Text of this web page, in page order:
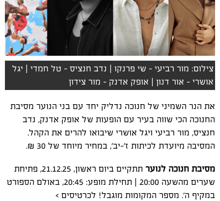
צילום: מור רביעי - שי פרנקו | נדב חנציס - טל חמדי | יגל
אושרי - אור דנון | אופק אדנק - מור צידון
את הנר השמיני של חנוכה נדליק יחד עם בני הנוער מסיבת
החנוכה הכי שווה בעיר עם הופעות של אופק אדנק, נדב
חנציס, מור רביעי ויגל אושרי שיבואו להרים את הקהל.
המסיבה מיועדת לכיתות ז'-יב', במחיר מיוחד של 30 ₪.
מסיבת חנוכה לנוער
תתקיים ביום ראשון, 21.12.25, פתיחת
שערים מהשעה 20:00 | תחילת מופע: 20:45, באולם הספורט
במקיף ה'. מספר המקומות מוגבל! לכרטיסים >